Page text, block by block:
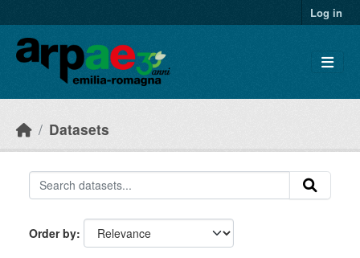
Log in
Datasets
Order by